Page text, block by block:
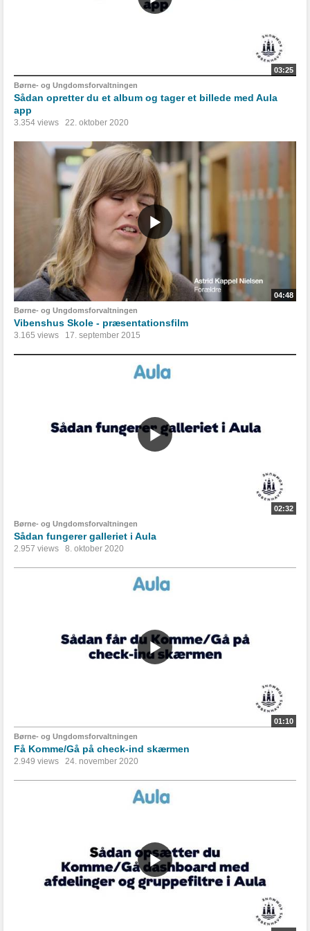
03:25
Børne- og Ungdomsforvaltningen
Sådan opretter du et album og tager et billede med Aula
app
3.354 views 22. oktober 2020
04:48
Børne- og Ungdomsforvaltningen
Vibenshus Skole - præsentationsfilm
3.165 views 17. september 2015
02:32
Børne- og Ungdomsforvaltningen
Sådan fungerer galleriet i Aula
2.957 views 8. oktober 2020
01:10
Børne- og Ungdomsforvaltningen
Få Komme/Gå på check-ind skærmen
2.949 views 24. november 2020